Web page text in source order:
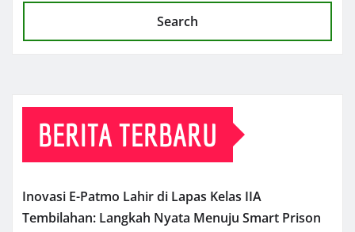
Search
BERITA TERBARU
Inovasi E-Patmo Lahir di Lapas Kelas IIA
Tembilahan: Langkah Nyata Menuju Smart Prison